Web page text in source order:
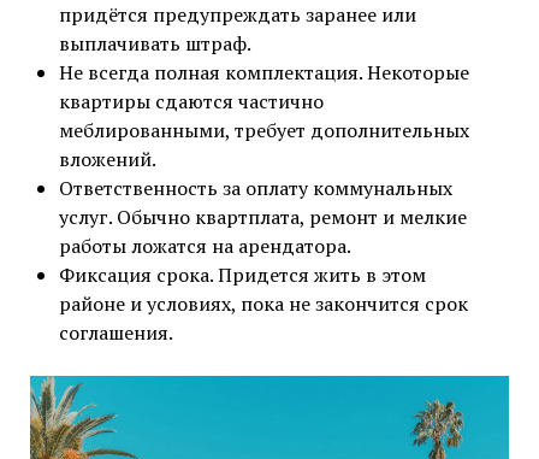
придётся предупреждать заранее или
выплачивать штраф.
Не всегда полная комплектация. Некоторые
квартиры сдаются частично
меблированными, требует дополнительных
вложений.
Ответственность за оплату коммунальных
услуг. Обычно квартплата, ремонт и мелкие
работы ложатся на арендатора.
Фиксация срока. Придется жить в этом
районе и условиях, пока не закончится срок
соглашения.